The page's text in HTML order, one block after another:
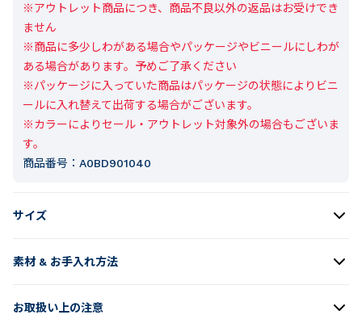
※アウトレット商品につき、商品不良以外の返品はお受けでき
ません
※商品に多少しわがある場合やパッケージやビニールにしわが
ある場合があります。予めご了承ください
※パッケージに入っていた商品はパッケージの状態によりビニ
ールに入れ替えて出荷する場合がございます。
※カラーによりセール・アウトレット対象外の場合もございま
す。
商品番号： A0BD901040
サイズ
素材 & お手入れ方法
お取扱い上の注意